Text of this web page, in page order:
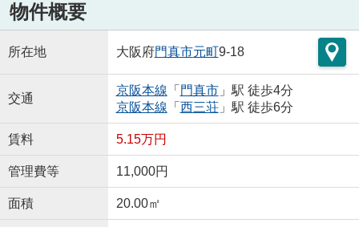
物件概要
所在地 大阪府門真市元町9-18
交通
京阪本線 「 門真市」駅 徒歩4分
京阪本線 「 西三荘」駅 徒歩6分
賃料 5.15万円
管理費等 11,000円
面積 20.00㎡